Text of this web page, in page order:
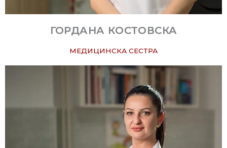
ГОРДАНА КОСТОВСКА
МЕДИЦИНСКА СЕСТРА